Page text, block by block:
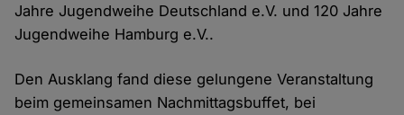
Jahre Jugendweihe Deutschland e.V. und 120 Jahre
Jugendweihe Hamburg e.V..
Den Ausklang fand diese gelungene Veranstaltung
beim gemeinsamen Nachmittagsbuffet, bei